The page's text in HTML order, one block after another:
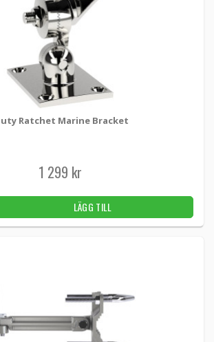
Ratchet Marine Bracket
1 299 kr
LÄGG TILL